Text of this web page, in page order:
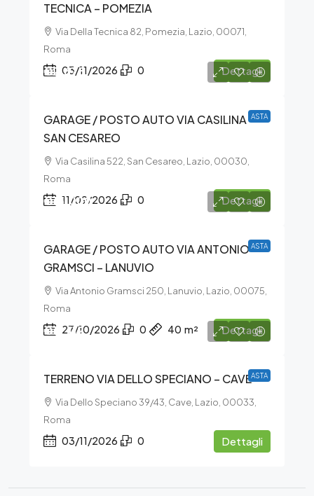
TECNICA – POMEZIA
Via Della Tecnica 82, Pomezia, Lazio, 00071,
Roma
03/11/2026 0 Dettagli
ASTA
€2.678
GARAGE / POSTO AUTO VIA CASILINA –
SAN CESAREO
Via Casilina 522, San Cesareo, Lazio, 00030,
Roma
11/09/2026 0 Dettagli
ASTA
€15.000
GARAGE / POSTO AUTO VIA ANTONIO
GRAMSCI – LANUVIO
Via Antonio Gramsci 250, Lanuvio, Lazio, 00075,
Roma
27/10/2026 0 40 m² Dettagli
ASTA
€19.112
TERRENO VIA DELLO SPECIANO – CAVE
Via Dello Speciano 39/43, Cave, Lazio, 00033,
Roma
03/11/2026 0 Dettagli